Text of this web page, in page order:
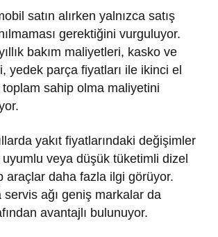
satın alırken yalnızca satış
gerektiğini vurguluyor.
bakım maliyetleri, kasko ve
yedek parça fiyatları ile ikinci el
toplam sahip olma maliyetini
yakıt fiyatlarındaki değişimler
veya düşük tüketimli dizel
araçlar daha fazla ilgi görüyor.
servis ağı geniş markalar da
avantajlı bulunuyor.